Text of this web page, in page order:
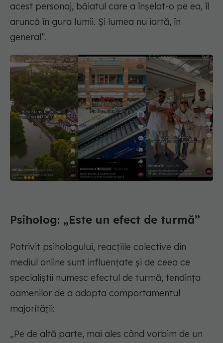
acest personaj, băiatul care a înșelat-o pe ea, îl
aruncă în gura lumii. Și lumea nu iartă, în
general”.
Psiholog: „Este un efect de turmă”
Potrivit psihologului, reacțiile colective din
mediul online sunt influențate și de ceea ce
specialiștii numesc efectul de turmă, tendința
oamenilor de a adopta comportamentul
majorității:
„Pe de altă parte, mai ales când vorbim de un